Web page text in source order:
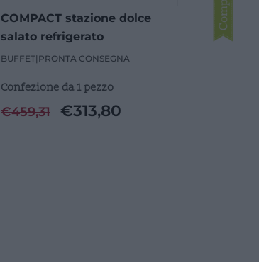
COMPACT stazione dolce
salato refrigerato
BUFFET| PRONTA CONSEGNA
Confezione da 1 pezzo
€459,31 €313,80